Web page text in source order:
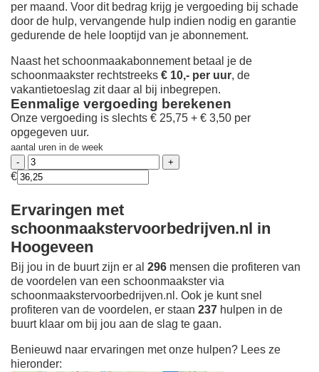
per maand. Voor dit bedrag krijg je vergoeding bij schade
door de hulp, vervangende hulp indien nodig en garantie
gedurende de hele looptijd van je abonnement.
Naast het schoonmaakabonnement betaal je de
schoonmaakster rechtstreeks € 10,- per uur, de
vakantietoeslag zit daar al bij inbegrepen.
Eenmalige vergoeding berekenen
Onze vergoeding is slechts € 25,75 + € 3,50 per
opgegeven uur.
aantal uren in de week
€
Ervaringen met
schoonmaakstervoorbedrijven.nl in
Hoogeveen
Bij jou in de buurt zijn er al 296 mensen die profiteren van
de voordelen van een schoonmaakster via
schoonmaakstervoorbedrijven.nl. Ook je kunt snel
profiteren van de voordelen, er staan 237 hulpen in de
buurt klaar om bij jou aan de slag te gaan.
Benieuwd naar ervaringen met onze hulpen? Lees ze
hieronder: